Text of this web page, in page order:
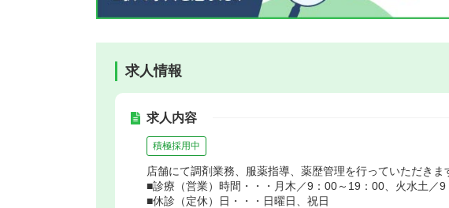
求人情報
求人内容
積極採用中
店舗にて調剤業務、服薬指導、薬歴管理を行っていただきま
■診療（営業）時間・・・月木／9：00～19：00、火水土／
■休診（定休）日・・・日曜日、祝日